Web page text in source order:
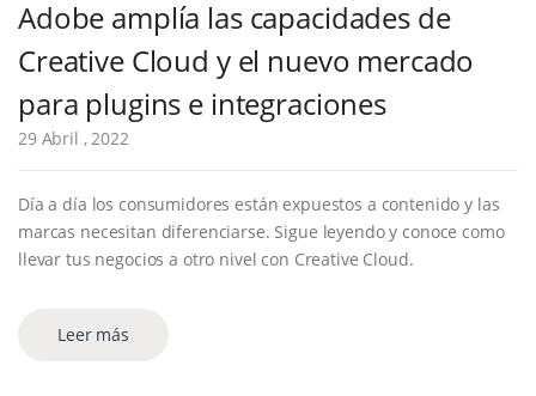
Adobe amplía las capacidades de
Creative Cloud y el nuevo mercado
para plugins e integraciones
29 Abril , 2022
Día a día los consumidores están expuestos a contenido y las
marcas necesitan diferenciarse. Sigue leyendo y conoce como
llevar tus negocios a otro nivel con Creative Cloud.
Leer más